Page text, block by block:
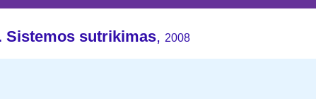
Sistemos sutrikimas, 2008